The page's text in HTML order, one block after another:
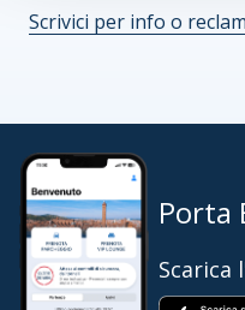
Scrivici per info o
Porta
Scarica